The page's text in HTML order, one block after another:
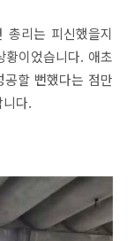
총리는 피신했을지
이었습니다. 애초
할 뻔했다는 점만
다.